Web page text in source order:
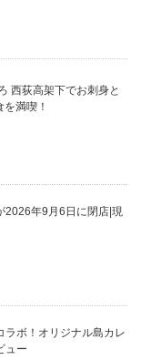
西荻高架下でお刺身と
満喫！
2026年9月6日に閉店|現
ラボ！オリジナル島カレ
ュー